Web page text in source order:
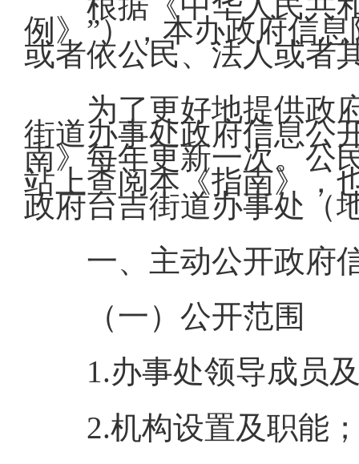
例》”），本办政府信
或者依公民、法人或者
为了更好地提供政
街道办事处政府信息公
南》每年更新一次。公
站上查阅本《指南》，
政府台吉街道办事处（
一、主动公开政府
（一）公开范围
1.办事处领导成员
2.机构设置及职能